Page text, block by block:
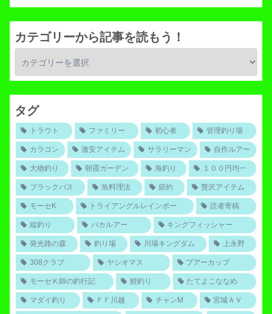
カテゴリーから記事を読もう！
タグ
トラウト ファミリー 初心者 管理釣り場
カラコン 激安アイテム サラリーマン 自作ルアー
大物釣り 朝霞ガーデン 海釣り １００円均一
ブラックバス 魚料理法 節約 贅沢アイテム
モーセK トライアングルレインボー 読者寄稿
縦釣り バカルアー キングフィッシャー
発光路の森 釣り場 川場キングダム 上永野
308クラブ ヤシオマス プアーカップ
モーセＫ師の釣行記 鯉釣り たてよこななめ
マダイ釣り ＦＦ川越 チャンM 宮城ＡＶ